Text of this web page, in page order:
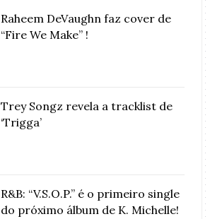
Raheem DeVaughn faz cover de
“Fire We Make” !
Trey Songz revela a tracklist de
‘Trigga’
R&B: “V.S.O.P.” é o primeiro single
do próximo álbum de K. Michelle!